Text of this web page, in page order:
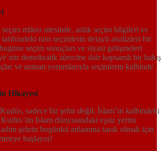
seçim mikro sitesinde, anlık seçim bilgileri ve
tüm seçimlerin detaylı analizleri bir
seçim sonuçları ve siyasi gelişmeleri
demokratik sürecine dair kapsamlı bir bakış
ve uzman yorumlarıyla seçimlerin kalbinde
Hikayesi
sadece bir şehir değil, İslam’ın kalbindeki
İslam dünyasındaki eşsiz yerini
şehrin bugünkü anlamına tanık olmak için
başlayın!